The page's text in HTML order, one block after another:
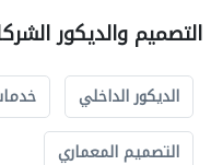
التصميم والديكور
الديكور الداخلي
التصميم المعماري